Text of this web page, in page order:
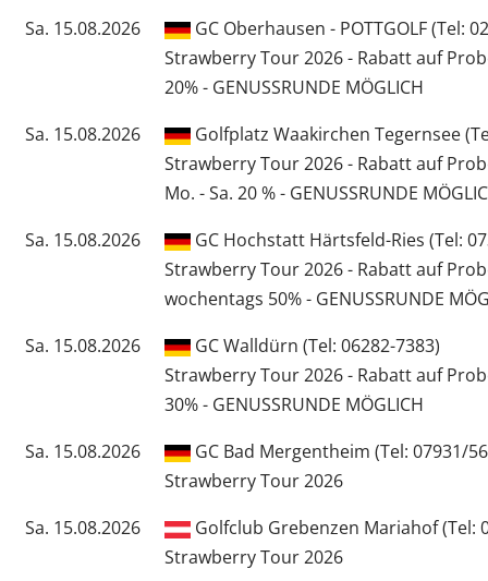
Sa. 15.08.2026
GC Oberhausen - POTTGOLF (Tel:
Strawberry Tour 2026 - Rabatt auf
20% - GENUSSRUNDE MÖGLICH
Sa. 15.08.2026
Golfplatz Waakirchen Tegernsee
Strawberry Tour 2026 - Rabatt auf
Mo. - Sa. 20 % - GENUSSRUNDE
Sa. 15.08.2026
GC Hochstatt Härtsfeld-Ries (Tel:
Strawberry Tour 2026 - Rabatt auf
wochentags 50% - GENUSSRUNDE
Sa. 15.08.2026
GC Walldürn (Tel: 06282-7383)
Strawberry Tour 2026 - Rabatt auf
30% - GENUSSRUNDE MÖGLICH
Sa. 15.08.2026
GC Bad Mergentheim (Tel: 07931/
Strawberry Tour 2026
Sa. 15.08.2026
Golfclub Grebenzen Mariahof (Tel:
Strawberry Tour 2026